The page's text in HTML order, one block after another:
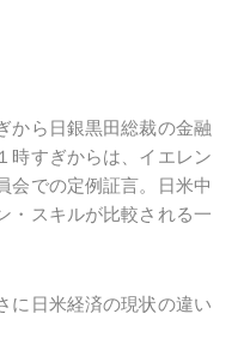
から日銀黒田総裁の金融
時すぎからは、イエレン
会での定例証言。日米中
・スキルが比較される一
に日米経済の現状の違い